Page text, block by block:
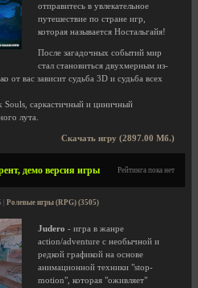
отправитесь в увлекательное
путешествие по стране игр,
которая называется Ностальгайя!
После загадочных событий мир
стал становиться двухмерным из-
от вас зависит судьба 3D и судьба всех
Souls, саркастичный и циничный
лута.
Скачать игру (2897.00 Мб.)
демо версия игры Рейтинга пока нет
Ролевые игры (RPG) (3505)
Judero - игра в жанре
action/adventure с необычной и
редкой графикой на основе
анимационной техники "stop-
motion", которая "оживляет"